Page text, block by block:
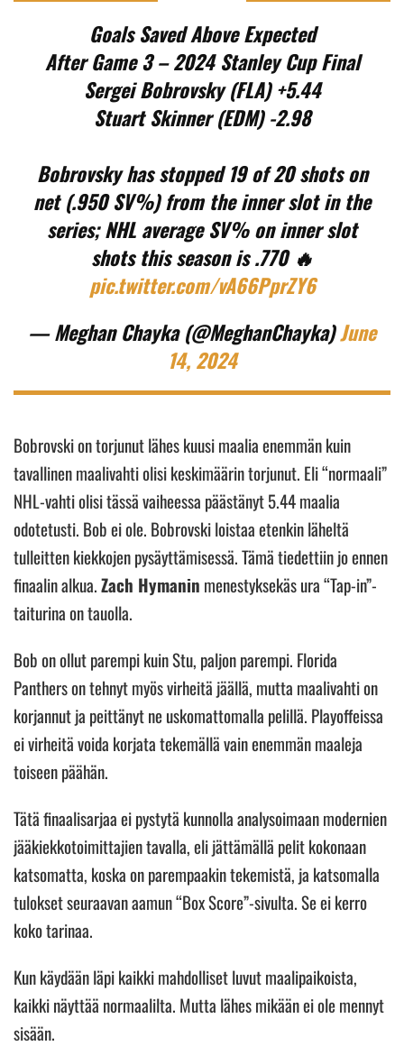
Goals Saved Above Expected
After Game 3 – 2024 Stanley Cup Final
Sergei Bobrovsky (FLA) +5.44
Stuart Skinner (EDM) -2.98
Bobrovsky has stopped 19 of 20 shots on
net (.950 SV%) from the inner slot in the
series; NHL average SV% on inner slot
shots this season is .770 🔥
pic.twitter.com/vA66PprZY6
— Meghan Chayka (@MeghanChayka)June
14, 2024
Bobrovski on torjunut lähes kuusi maalia enemmän kuin
tavallinen maalivahti olisi keskimäärin torjunut. Eli “normaali”
NHL-vahti olisi tässä vaiheessa päästänyt 5.44 maalia
odotetusti. Bob ei ole. Bobrovski loistaa etenkin läheltä
tulleitten kiekkojen pysäyttämisessä. Tämä tiedettiin jo ennen
finaalin alkua.Zach Hymanin menestyksekäs ura “Tap-in”-
taiturina on tauolla.
Bob on ollut parempi kuin Stu, paljon parempi. Florida
Panthers on tehnyt myös virheitä jäällä, mutta maalivahti on
korjannut ja peittänyt ne uskomattomalla pelillä. Playoffeissa
ei virheitä voida korjata tekemällä vain enemmän maaleja
toiseen päähän.
Tätä finaalisarjaa ei pystytä kunnolla analysoimaan modernien
jääkiekkotoimittajien tavalla, eli jättämällä pelit kokonaan
katsomatta, koska on parempaakin tekemistä, ja katsomalla
tulokset seuraavan aamun “Box Score”-sivulta. Se ei kerro
koko tarinaa.
Kun käydään läpi kaikki mahdolliset luvut maalipaikoista,
kaikki näyttää normaalilta. Mutta lähes mikään ei ole mennyt
sisään.